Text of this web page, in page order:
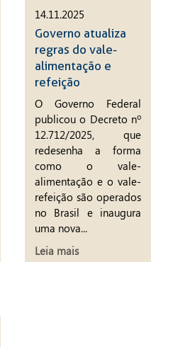
14.11.2025
Governo atualiza
regras do vale-
alimentação e
refeição
O Governo Federal
publicou o Decreto nº
12.712/2025, que
redesenha a forma
como o vale-
alimentação e o vale-
refeição são operados
no Brasil e inaugura
uma nova...
Leia mais